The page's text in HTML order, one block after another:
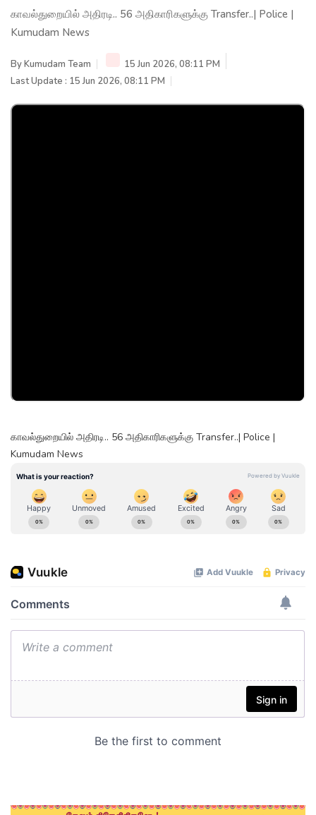
காவல்துறையில் அதிரடி.. 56 அதிகாரிகளுக்கு Transfer..| Police |
Kumudam News
ByKumudam Team
15 Jun 2026, 08:11 PM
Last Update : 15 Jun 2026, 08:11 PM
காவல்துறையில் அதிரடி.. 56 அதிகாரிகளுக்கு Transfer..| Police |
Kumudam News